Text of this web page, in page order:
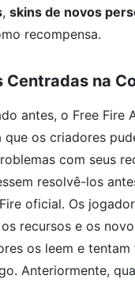
, skins de novos
recompensa.
Centradas na
antes, o Free Fire
os criadores
com seus
resolvê-los
oficial. Os
recursos e os
os leem e tentam
Anteriormente,